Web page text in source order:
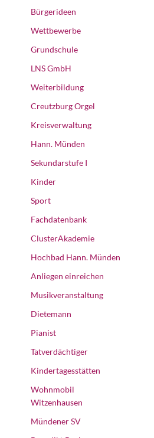
Bürgerideen
Wettbewerbe
Grundschule
LNS GmbH
Weiterbildung
Creutzburg Orgel
Kreisverwaltung
Hann. Münden
Sekundarstufe I
Kinder
Sport
Fachdatenbank
ClusterAkademie
Hochbad Hann. Münden
Anliegen einreichen
Musikveranstaltung
Dietemann
Pianist
Tatverdächtiger
Kindertagesstätten
Wohnmobil
Witzenhausen
Mündener SV